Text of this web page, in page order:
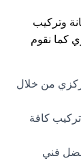
وتركيب
كما نقوم
من خلال
كافة
فني